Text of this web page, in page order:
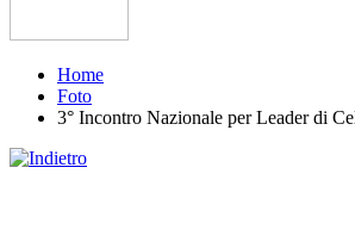
Home
Foto
3° Incontro Nazionale per Leader di